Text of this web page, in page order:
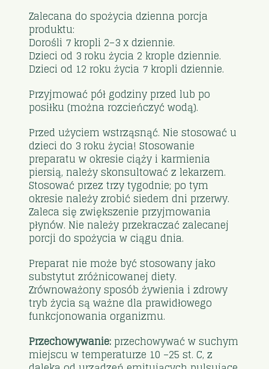
Zalecana do spożycia dzienna porcja
produktu:
Dorośli 7 kropli 2–3 x dziennie.
Dzieci od 3 roku życia 2 krople dziennie.
Dzieci od 12 roku życia 7 kropli dziennie.
Przyjmować pół godziny przed lub po
posiłku (można rozcieńczyć wodą).
Przed użyciem wstrząsnąć. Nie stosować u
dzieci do 3 roku życia! Stosowanie
preparatu w okresie ciąży i karmienia
piersią, należy skonsultować z lekarzem.
Stosować przez trzy tygodnie; po tym
okresie należy zrobić siedem dni przerwy.
Zaleca się zwiększenie przyjmowania
płynów. Nie należy przekraczać zalecanej
porcji do spożycia w ciągu dnia.
Preparat nie może być stosowany jako
substytut zróżnicowanej diety.
Zrównoważony sposób żywienia i zdrowy
tryb życia są ważne dla prawidłowego
funkcjonowania organizmu.
Przechowywanie:przechowywać w suchym
miejscu w temperaturze 10 –25 st. C, z